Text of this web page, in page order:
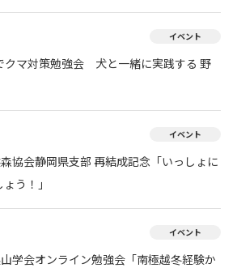
イベント
クマ対策勉強会 犬と一緒に実践する 野
イベント
協会静岡県支部 再結成記念「いっしょに
う！」
イベント
学会オンライン勉強会「南極越冬経験か